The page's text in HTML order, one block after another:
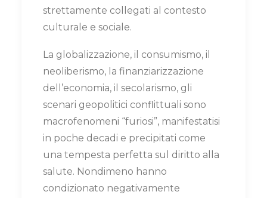
strettamente collegati al contesto
culturale e sociale.
La globalizzazione, il consumismo, il
neoliberismo, la finanziarizzazione
dell’economia, il secolarismo, gli
scenari geopolitici conflittuali sono
macrofenomeni “furiosi”, manifestatisi
in poche decadi e precipitati come
una tempesta perfetta sul diritto alla
salute. Nondimeno hanno
condizionato negativamente